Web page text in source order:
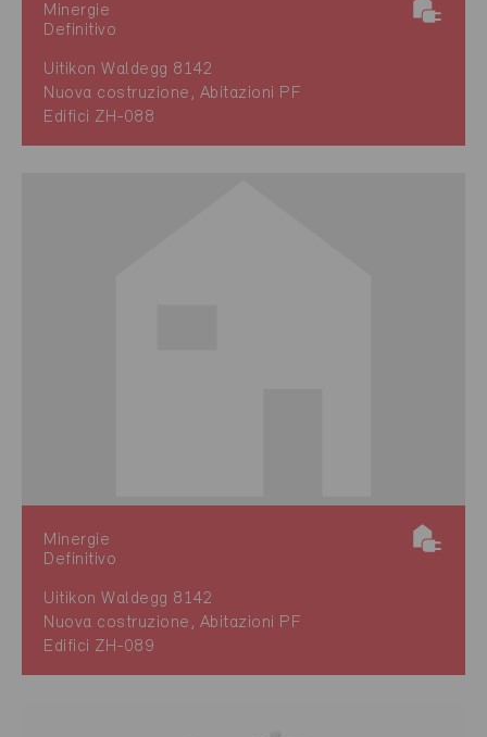
Minergie
Definitivo
Uitikon Waldegg 8142
Nuova costruzione, Abitazioni PF
Edifici ZH-088
Minergie
Definitivo
Uitikon Waldegg 8142
Nuova costruzione, Abitazioni PF
Edifici ZH-089